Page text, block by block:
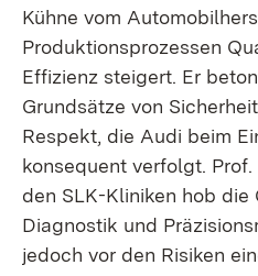
Kühne vom
Produktionsprozessen
Effizienz steigert. Er
Grundsätze von
Respekt, die Audi beim
konsequent verfolgt.
den SLK-Kliniken hob die
Diagnostik und
jedoch vor den Risiken